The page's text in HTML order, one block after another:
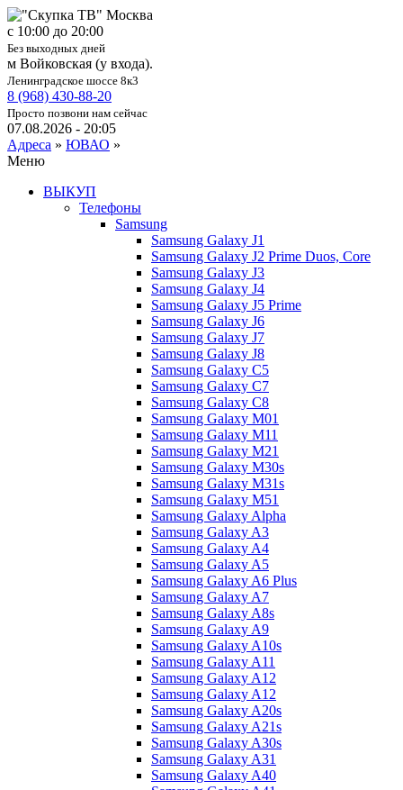
c 10:00 до 20:00
Без выходных дней
м Войковская (у входа).
Ленинградское шоссе 8к3
8 (968) 430-88-20
Просто позвони нам сейчас
07.08.2026 - 20:05
Адреса » ЮВАО »
Меню
ВЫКУП
Телефоны
Samsung
Samsung Galaxy J1
Samsung Galaxy J2 Prime Duos, Core
Samsung Galaxy J3
Samsung Galaxy J4
Samsung Galaxy J5 Prime
Samsung Galaxy J6
Samsung Galaxy J7
Samsung Galaxy J8
Samsung Galaxy C5
Samsung Galaxy C7
Samsung Galaxy C8
Samsung Galaxy M01
Samsung Galaxy M11
Samsung Galaxy M21
Samsung Galaxy M30s
Samsung Galaxy M31s
Samsung Galaxy M51
Samsung Galaxy Alpha
Samsung Galaxy A3
Samsung Galaxy A4
Samsung Galaxy A5
Samsung Galaxy A6 Plus
Samsung Galaxy A7
Samsung Galaxy A8s
Samsung Galaxy A9
Samsung Galaxy A10s
Samsung Galaxy A11
Samsung Galaxy A12
Samsung Galaxy A12
Samsung Galaxy A20s
Samsung Galaxy A21s
Samsung Galaxy A30s
Samsung Galaxy A31
Samsung Galaxy A40